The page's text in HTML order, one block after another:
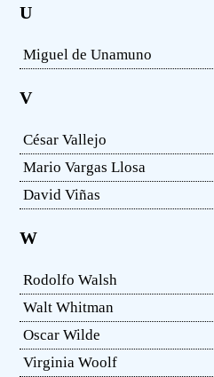
U
Miguel de Unamuno
V
César Vallejo
Mario Vargas Llosa
David Viñas
W
Rodolfo Walsh
Walt Whitman
Oscar Wilde
Virginia Woolf